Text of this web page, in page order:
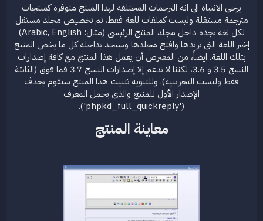
يرجى الانتباه الى انه الترجمات المختلفة لهذا المنتج متوفرة كمنتجات
مترجمة مستقلة وليست كملفات للغة فقط، تم تخصيص مجلد مستقل
لكل لغة تجده داخل مجلد المنتج الرئيسى (مثال: Arabic, English)
إختر اللغة التى تريدها وافتح مجلدها وستجد بداخله كل ما يخص المنتج
بتلك اللغة. ايضاً، من المفترض أن يعمل هذا المنتج مع كافة إصدارات
النسخ 3.5 و 3.6، لكننا لا ندعم إلا إصدارات النسخ 3.7 فما فوق (الثابتة
فقط وليست التجريبية). وللتنويه تثبيت هذا المنتج سيقوم بحذف
الإصدار الأول للمنتج والذى يحمل المعرف
('phpkd_full_quickreply').​
معاينة المنتج​